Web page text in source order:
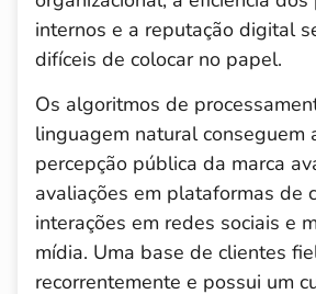
internos e a reputação digital
difíceis de colocar no papel.
Os algoritmos de
linguagem natural conseguem
percepção pública da marca
avaliações em plataformas de
interações em redes sociais e
mídia. Uma base de clientes
recorrentemente e possui um